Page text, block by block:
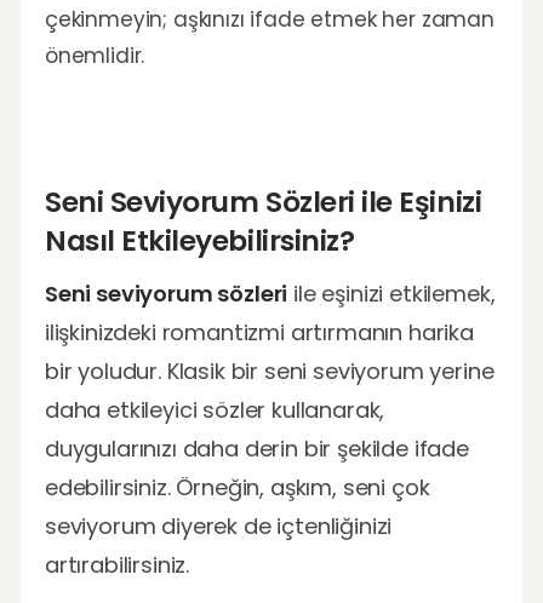
çekinmeyin; aşkınızı ifade etmek her zaman
önemlidir.
Seni Seviyorum Sözleri ile Eşinizi
Nasıl Etkileyebilirsiniz?
Seni seviyorum sözleri ile eşinizi etkilemek,
ilişkinizdeki romantizmi artırmanın harika
bir yoludur. Klasik bir seni seviyorum yerine
daha etkileyici sözler kullanarak,
duygularınızı daha derin bir şekilde ifade
edebilirsiniz. Örneğin, aşkım, seni çok
seviyorum diyerek de içtenliğinizi
artırabilirsiniz.